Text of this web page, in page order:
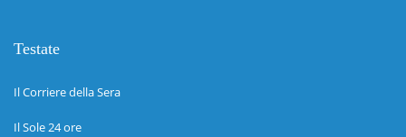
Testate
Il Corriere della Sera
Il Sole 24 ore